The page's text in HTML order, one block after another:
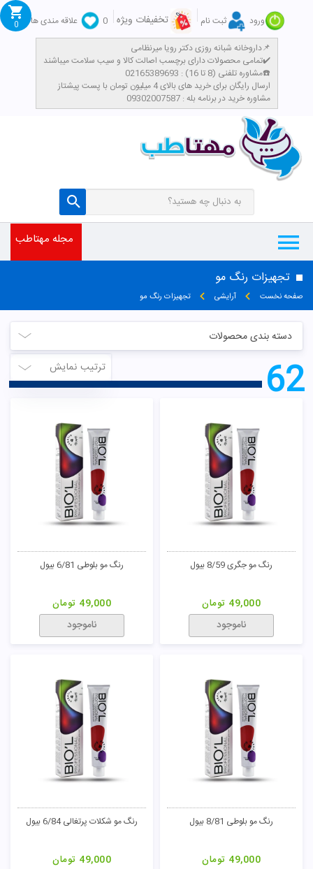
ورود ثبت نام تخفیفات ویژه 0
علاقه مندی ها
داروخانه شبانه روزی دکتر رویا میرنظامی📌
تمامی محصولات دارای برچسب اصالت کالا و سیب سلامت میباشند✔️
مشاوره تلفنی (8 تا 16) : 02165389693☎️
​ارسال رایگان برای خرید های بالای 4 میلیون تومان با پست پیشتاز
مشاوره خرید در برنامه بله : 09302007587
0
مجله مهتاطب
تجهیزات رنگ مو
صفحه نخست آرایشی تجهیزات رنگ مو
دسته بندی محصولات
ترتیب نمایش
62
رنگ مو جگری 8/59 بیول
49,000 تومان
ناموجود
رنگ مو بلوطی 6/81 بیول
49,000 تومان
ناموجود
رنگ مو بلوطی 8/81 بیول
49,000 تومان
رنگ مو شکلات پرتغالی 6/84 بیول
49,000 تومان